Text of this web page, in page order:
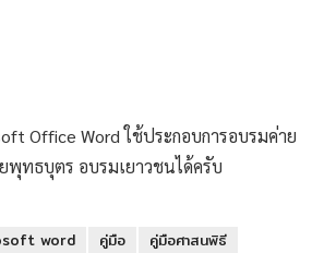
Office Word ใช้ประกอบการอบรมค่าย
พุทธบุตร อบรมเยาวชนได้ครับ
word คู่มือ
คู่มือศาสนพิธี